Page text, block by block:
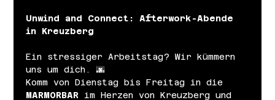
Unwind and Connect: Afterwork-Abende
in Kreuzberg
Ein stressiger Arbeitstag? Wir kümmern
uns um dich. 🌆
Komm von Dienstag bis Freitag in die
MARMORBAR im Herzen von Kreuzberg und